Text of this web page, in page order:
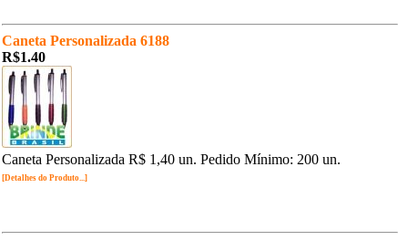
Caneta Personalizada 6188
R$1.40
Caneta Personalizada R$ 1,40 un. Pedido Mínimo: 200 un.
[Detalhes do Produto...]